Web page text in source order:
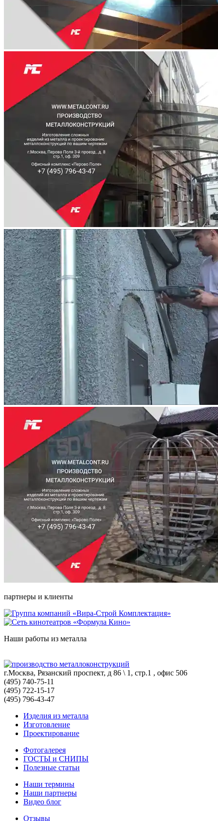
партнеры и клиенты
Наши работы из металла
г.Москва, Рязанский проспект, д 86 \ 1, стр.1 , офис 506
(495) 740-75-11
(495) 722-15-17
(495) 796-43-47
Изделия из металла
Изготовление
Проектирование
Фотогалерея
ГОСТЫ и СНИПЫ
Полезные статьи
Наши термины
Наши партнеры
Видео блог
Отзывы